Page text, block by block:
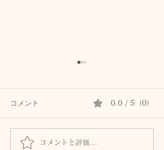
首専用クリームは続かな
コメント 0.0 / 5（0）
コメントと評価...